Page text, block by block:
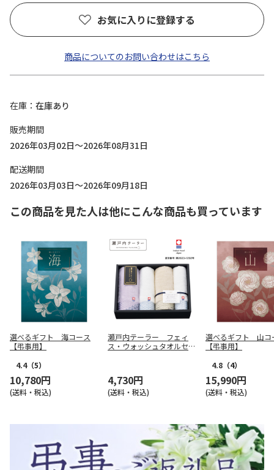
お気に入りに登録する
商品についてのお問い合わせはこちら
在庫
在庫あり
販売期間
2026年03月02日～2026年08月31日
配送期間
2026年03月03日～2026年09月18日
この商品を見た人は他にこんな商品も買っています
選べるギフト 海コース
【弔事用】
4.4（5）
10,780円
(送料・税込)
瀬戸内テーラー フェィ
ス・ウォッシュタオルセッ
4,730円
(送料・税込)
選べるギフト 山コ
【弔事用】
4.8 （4）
15,990円
(送料・税込)